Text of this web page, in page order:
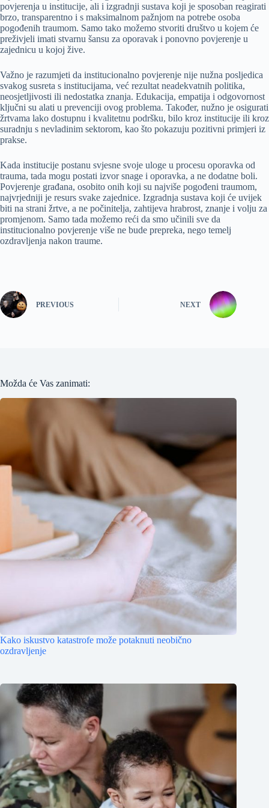
povjerenja u institucije, ali i izgradnji sustava koji je sposoban reagirati
brzo, transparentno i s maksimalnom pažnjom na potrebe osoba
pogođenih traumom. Samo tako možemo stvoriti društvo u kojem će
preživjeli imati stvarnu šansu za oporavak i ponovno povjerenje u
zajednicu u kojoj žive.
Važno je razumjeti da institucionalno povjerenje nije nužna posljedica
svakog susreta s institucijama, već rezultat neadekvatnih politika,
neosjetljivosti ili nedostatka znanja. Edukacija, empatija i odgovornost
ključni su alati u prevenciji ovog problema. Također, nužno je osigurati
žrtvama lako dostupnu i kvalitetnu podršku, bilo kroz institucije ili kroz
suradnju s nevladinim sektorom, kao što pokazuju pozitivni primjeri iz
prakse.
Kada institucije postanu svjesne svoje uloge u procesu oporavka od
trauma, tada mogu postati izvor snage i oporavka, a ne dodatne boli.
Povjerenje građana, osobito onih koji su najviše pogođeni traumom,
najvrjedniji je resurs svake zajednice. Izgradnja sustava koji će uvijek
biti na strani žrtve, a ne počinitelja, zahtijeva hrabrost, znanje i volju za
promjenom. Samo tada možemo reći da smo učinili sve da
institucionalno povjerenje više ne bude prepreka, nego temelj
ozdravljenja nakon traume.
PREVIOUS NEXT
Možda će Vas zanimati:
Kako iskustvo katastrofe može potaknuti neobično
ozdravljenje